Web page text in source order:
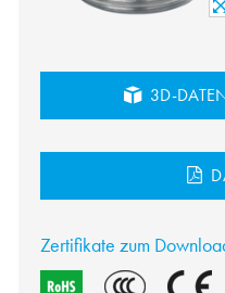
3D-
Zertifikate zum